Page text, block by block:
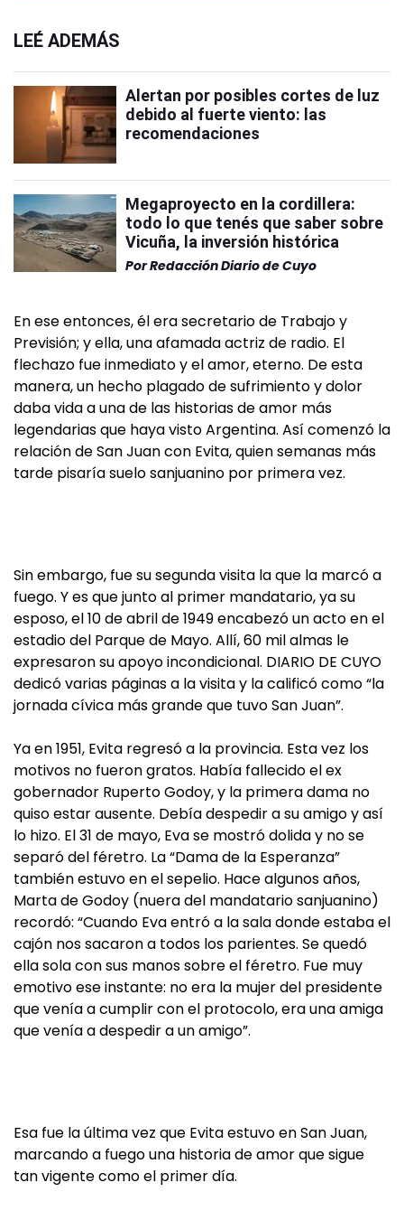
LEÉ ADEMÁS
Alertan por posibles cortes de luz
debido al fuerte viento: las
recomendaciones
Megaproyecto en la cordillera:
todo lo que tenés que saber sobre
Vicuña, la inversión histórica
PorRedacción Diario de Cuyo
En ese entonces, él era secretario de Trabajo y
Previsión; y ella, una afamada actriz de radio. El
flechazo fue inmediato y el amor, eterno. De esta
manera, un hecho plagado de sufrimiento y dolor
daba vida a una de las historias de amor más
legendarias que haya visto Argentina. Así comenzó la
relación de San Juan con Evita, quien semanas más
tarde pisaría suelo sanjuanino por primera vez.
Sin embargo, fue su segunda visita la que la marcó a
fuego. Y es que junto al primer mandatario, ya su
esposo, el 10 de abril de 1949 encabezó un acto en el
estadio del Parque de Mayo. Allí, 60 mil almas le
expresaron su apoyo incondicional. DIARIO DE CUYO
dedicó varias páginas a la visita y la calificó como “la
jornada cívica más grande que tuvo San Juan”.
Ya en 1951, Evita regresó a la provincia. Esta vez los
motivos no fueron gratos. Había fallecido el ex
gobernador Ruperto Godoy, y la primera dama no
quiso estar ausente. Debía despedir a su amigo y así
lo hizo. El 31 de mayo, Eva se mostró dolida y no se
separó del féretro. La “Dama de la Esperanza”
también estuvo en el sepelio. Hace algunos años,
Marta de Godoy (nuera del mandatario sanjuanino)
recordó: “Cuando Eva entró a la sala donde estaba el
cajón nos sacaron a todos los parientes. Se quedó
ella sola con sus manos sobre el féretro. Fue muy
emotivo ese instante: no era la mujer del presidente
que venía a cumplir con el protocolo, era una amiga
que venía a despedir a un amigo”.
Esa fue la última vez que Evita estuvo en San Juan,
marcando a fuego una historia de amor que sigue
tan vigente como el primer día.